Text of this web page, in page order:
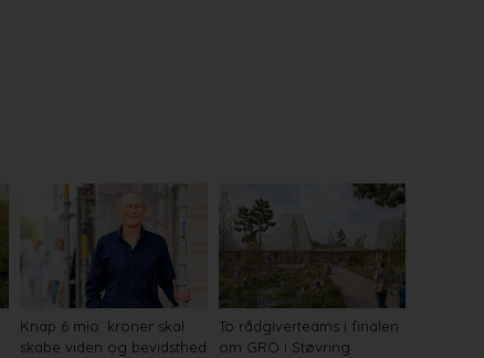
Knap 6 mio. kroner skal
skabe viden og bevidsthed
To rådgiverteams i finalen
om GRO i Støvring